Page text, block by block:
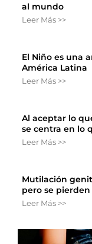
al mundo
Leer Más >>
El Niño es una
América Latina
Leer Más >>
Al aceptar lo
se centra en lo
Leer Más >>
Mutilación
pero se
Leer Más >>